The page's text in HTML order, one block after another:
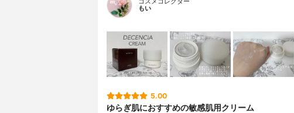
もい
5.00
ゆらぎ肌におすすめの敏感肌用クリーム